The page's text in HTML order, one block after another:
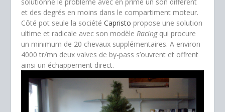
et des degrés en moins dans le compartiment moteur.
Côté pot seule la sociétéCapristo propose une solution
ultime et radicale avec son modèleRacing qui procure
un minimum de 20 chevaux supplémentaires. A environ
4000 tr/mn deux valves de by-pass s’ouvrent et offrent
ainsi un échappement direct.